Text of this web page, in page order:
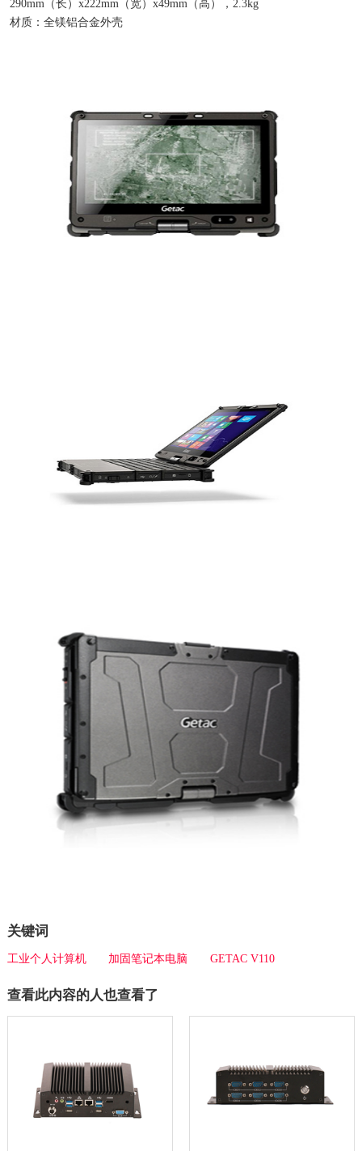
290mm（长）x222mm（宽）x49mm（高），2.3kg
材质：全镁铝合金外壳
关键词
工业个人计算机 加固笔记本电脑 GETAC V110
查看此内容的人也查看了